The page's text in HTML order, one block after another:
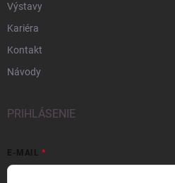
Výstavy
Kariéra
Kontakt
Návody
PRIHLÁSENIE
E-MAIL